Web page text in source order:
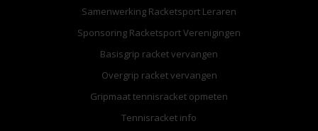
Samenwerking Racketsport Leraren
Sponsoring Racketsport Verenigingen
Basisgrip racket vervangen
Overgrip racket vervangen
Gripmaat tennisracket opmeten
Tennisracket info